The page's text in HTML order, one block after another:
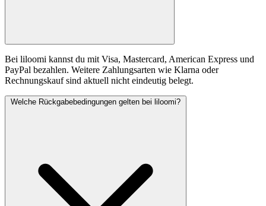
Bei liloomi kannst du mit Visa, Mastercard, American Express und
PayPal bezahlen. Weitere Zahlungsarten wie Klarna oder
Rechnungskauf sind aktuell nicht eindeutig belegt.
Welche Rückgabebedingungen gelten bei liloomi?